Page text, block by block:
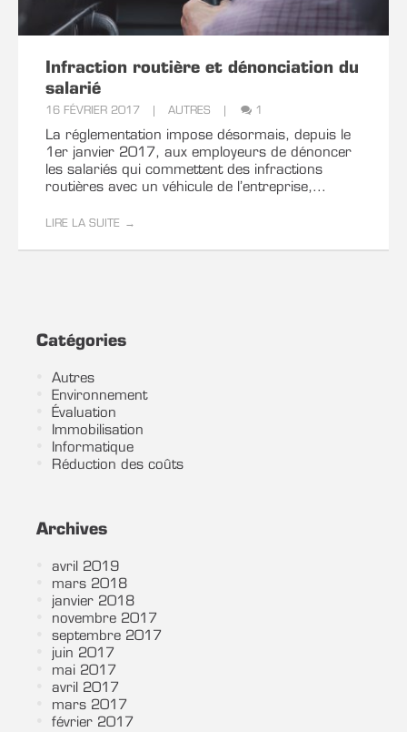
Infraction routière et dénonciation du
salarié
16 FÉVRIER 2017 AUTRES 1
La réglementation impose désormais, depuis le
1er janvier 2017, aux employeurs de dénoncer
les salariés qui commettent des infractions
routières avec un véhicule de l’entreprise,...
LIRE LA SUITE
Catégories
Autres
Environnement
Évaluation
Immobilisation
Informatique
Réduction des coûts
Archives
avril 2019
mars 2018
janvier 2018
novembre 2017
septembre 2017
juin 2017
mai 2017
avril 2017
mars 2017
février 2017
- Nombre approximatif de lignes d'immobilisations :
- Progiciel actuel de gestion des immobilisations :
Je souhaite une simulation gratuite en réduction de
coûts
En soumettant ce formulaire, j'accepte que les